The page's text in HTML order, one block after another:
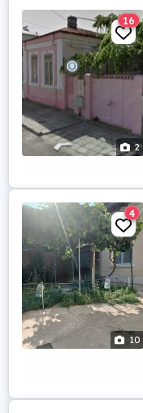
2
16
10
4